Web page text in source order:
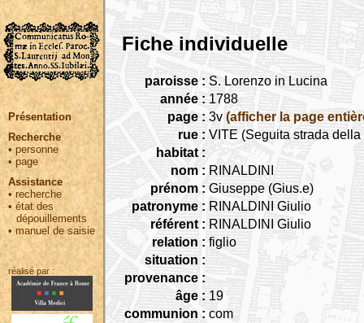
Présentation
Recherche
• personne
•page
Assistance
• recherche
•état des
dépouillements
•manuel de saisie
réalisé par :
Fiche individuelle
paroisse : S. Lorenzo in Lucina
année : 1788
page : 3v (afficher la page
rue : VITE (Seguita strada
habitat :
nom : RINALDINI
prénom : Giuseppe (Gius.e)
patronyme : RINALDINI Giulio
référent : RINALDINI Giulio
relation : figlio
situation :
provenance :
âge : 19
communion : com